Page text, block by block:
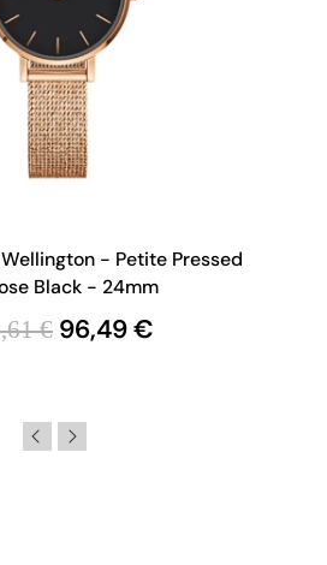
- Petite Pressed
Black - 24mm
€ 96,49 €